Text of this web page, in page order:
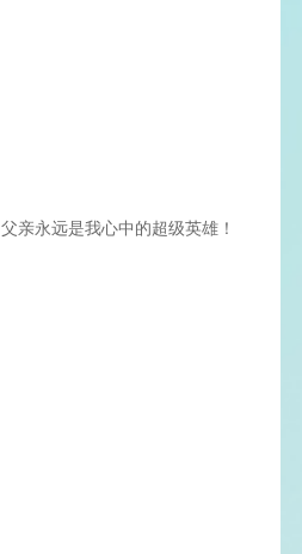
父亲永远是我心中的超级英雄！